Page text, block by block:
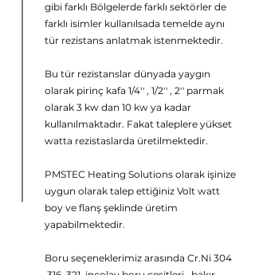
gibi farklı Bölgelerde farklı sektörler de
farklı isimler kullanılsada temelde aynı
tür rezistans anlatmak istenmektedir.
Bu tür rezistanslar dünyada yaygın
olarak pirinç kafa 1/4'' , 1/2'' , 2'' parmak
olarak 3 kw dan 10 kw ya kadar
kullanılmaktadır. Fakat taleplere yükset
watta rezistaslarda üretilmektedir.
PMSTEC Heating Solutions olarak işinize
uygun olarak talep ettiğiniz Volt watt
boy ve flanş şeklinde üretim
yapabilmektedir.
Boru seçeneklerimiz arasında Cr.Ni 304